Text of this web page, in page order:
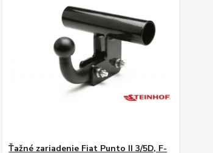
Ťažné zariadenie Fiat Punto II 3/5D, F-